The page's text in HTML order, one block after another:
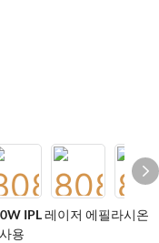
IPL 레이저 에필라시온
용